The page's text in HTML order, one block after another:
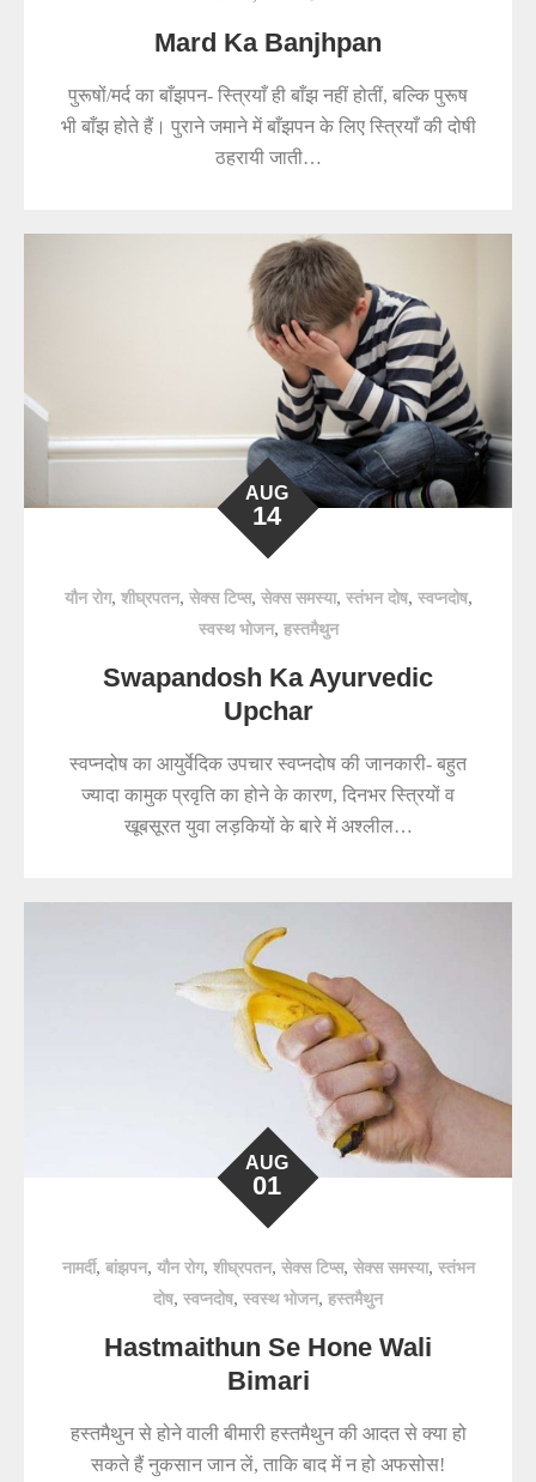
Mard Ka Banjhpan
पुरूषों/मर्द का बाँझपन- स्त्रियाँ ही बाँझ नहीं होतीं, बल्कि पुरूष
भी बाँझ होते हैं। पुराने जमाने में बाँझपन के लिए स्त्रियाँ की दोषी
ठहरायी जाती…
AUG
14
यौन रोग, शीघ्रपतन, सेक्स टिप्स, सेक्स समस्या, स्तंभन दोष, स्वप्नदोष,
स्वस्थ भोजन, हस्तमैथुन
Swapandosh Ka Ayurvedic
Upchar
स्वप्नदोष का आयुर्वेदिक उपचार स्वप्नदोष की जानकारी- बहुत
ज्यादा कामुक प्रवृति का होने के कारण, दिनभर स्त्रियों व
खूबसूरत युवा लड़कियों के बारे में अश्लील…
AUG
01
नामर्दी, बांझपन, यौन रोग, शीघ्रपतन, सेक्स टिप्स, सेक्स समस्या, स्तंभन
दोष, स्वप्नदोष, स्वस्थ भोजन, हस्तमैथुन
Hastmaithun Se Hone Wali
Bimari
हस्तमैथुन से होने वाली बीमारी हस्तमैथुन की आदत से क्या हो
सकते हैं नुकसान जान लें, ताकि बाद में न हो अफसोस!